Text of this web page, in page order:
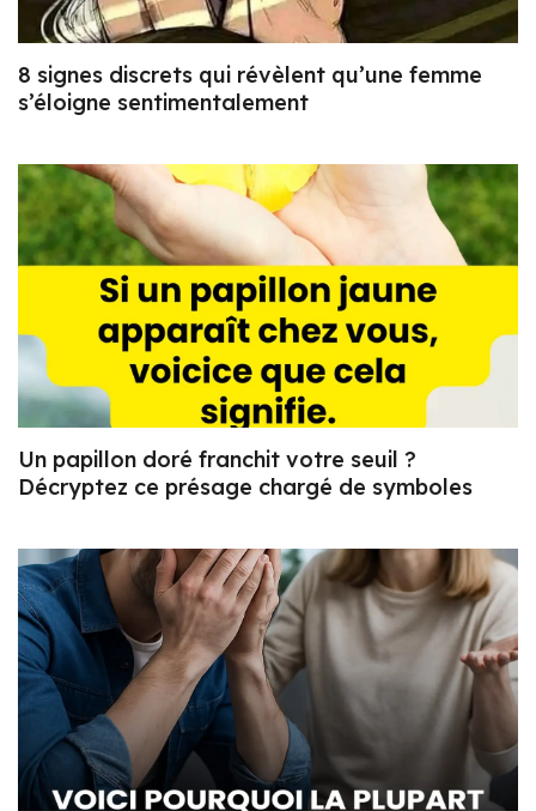
8 signes discrets qui révèlent qu’une femme
s’éloigne sentimentalement
Un papillon doré franchit votre seuil ?
Décryptez ce présage chargé de symboles